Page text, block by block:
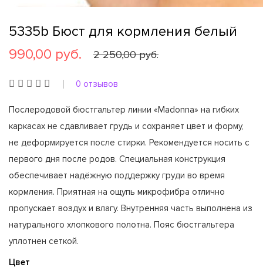
5335b Бюст для кормления белый
990,00 руб.
2 250,00 руб.
0 отзывов
Послеродовой бюстгальтер линии «Madonna» на гибких
каркасах не сдавливает грудь и сохраняет цвет и форму,
не деформируется после стирки. Рекомендуется носить с
первого дня после родов. Специальная конструкция
обеспечивает надёжную поддержку груди во время
кормления. Приятная на ощупь микрофибра отлично
пропускает воздух и влагу. Внутренняя часть выполнена из
натурального хлопкового полотна. Пояс бюстгальтера
уплотнен сеткой.
Цвет